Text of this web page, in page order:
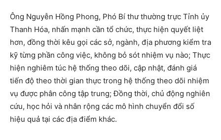
Ông Nguyễn Hồng Phong, Phó Bí thư thường trực Tỉnh ủy
Thanh Hóa, nhấn mạnh cần tổ chức, thực hiện quyết liệt
hơn, đồng thời kêu gọi các sở, ngành, địa phương kiểm tra
kỹ từng phần công việc, không bỏ sót nhiệm vụ nào; Thực
hiện nghiêm túc hệ thống theo dõi, cập nhật, đánh giá
tiến độ theo thời gian thực trong hệ thống theo dõi nhiệm
vụ được phân công tập trung; Đồng thời, chủ động nghiên
cứu, học hỏi và nhân rộng các mô hình chuyển đổi số
hiệu quả tại các địa điểm khác.